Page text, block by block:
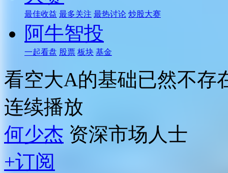
最佳收益 最多关注 最热讨论 炒股大赛
阿牛智投
一起看盘 股票 板块 基金
看空大A的基础已然不存
连续播放
何少杰 资深市场人士
+订阅